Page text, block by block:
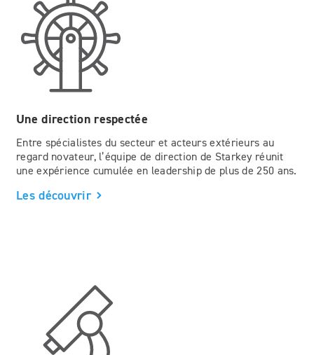
Une direction respectée
Entre spécialistes du secteur et acteurs extérieurs au
regard novateur, l’équipe de direction de Starkey réunit
une expérience cumulée en leadership de plus de 250 ans.
Les découvrir